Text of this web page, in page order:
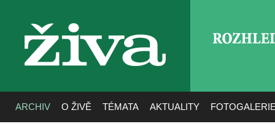
živa
ARCHIV O ŽIVĚ TÉMATA AKTUALITY